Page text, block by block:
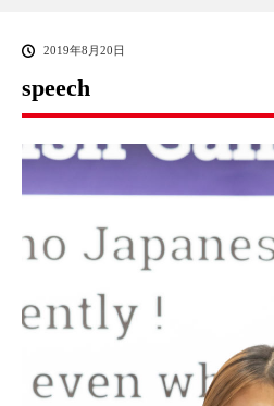
2019年8月20日
speech